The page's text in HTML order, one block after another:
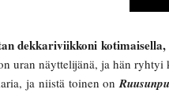
dekkariviikkoni
uran näyttelijänä, ja hän
ja niistä toinen on